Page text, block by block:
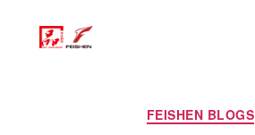
FEISHEN BLOGS